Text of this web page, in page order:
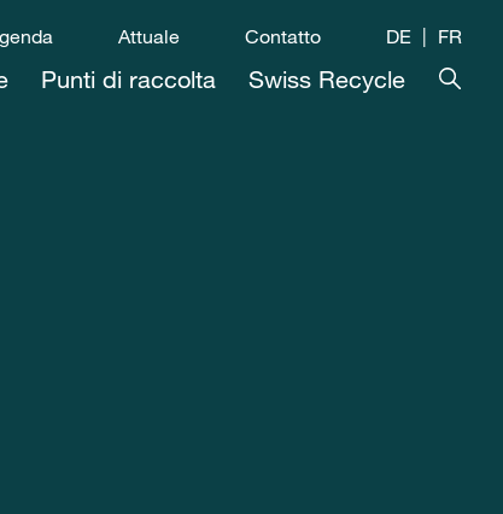
Punti di raccolta Swiss Recycle
Attuale Contatto DE FR